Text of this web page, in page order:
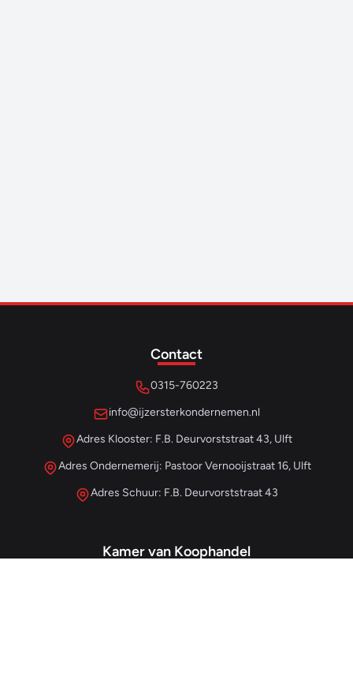
Contact
0315-760223
info@ijzersterkondernemen.nl
Adres Klooster: F.B. Deurvorststraat 43, Ulft
Adres Ondernemerij: Pastoor Vernooijstraat 16, Ulft
Adres Schuur: F.B. Deurvorststraat 43
Kamer van Koophandel